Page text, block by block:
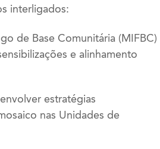
interligados:
de Base Comunitária (MIFBC)
e alinhamento
estratégias
nas Unidades de